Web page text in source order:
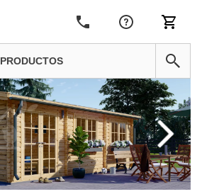
PRODUCTOS